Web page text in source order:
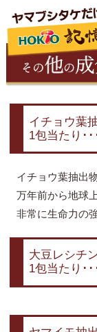
イチョウ葉
1包当たり･
イチョウ葉抽出
万年前から地球
非常に生命力の
大豆レシチ
1包当たり･